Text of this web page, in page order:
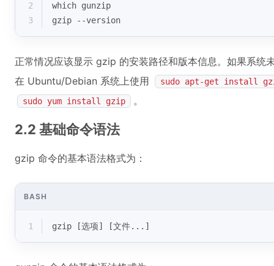
2
which gunzip
3
gzip --version
正常情况应该显示 gzip 的安装路径和版本信息。如果系统
在 Ubuntu/Debian 系统上使用
sudo apt-get install
sudo yum install gzip
。
2.2 基础命令语法
gzip 命令的基本语法格式为：
BASH
1 gzip [选项] [文件...]